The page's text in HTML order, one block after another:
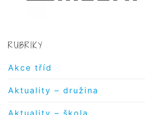
RUBRIKY
Akce tříd
Aktuality – družina